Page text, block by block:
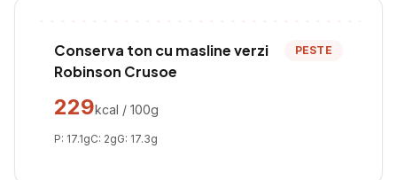
Conserva ton cu masline verzi
Robinson Crusoe
PESTE
229kcal / 100g
P: 17.1gC: 2gG: 17.3g